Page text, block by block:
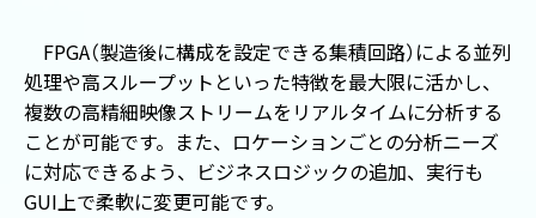
FPGA（製造後に構成を設定できる集積回路）による並列
処理や高スループットといった特徴を最大限に活かし、
複数の高精細映像ストリームをリアルタイムに分析する
ことが可能です。また、ロケーションごとの分析ニーズ
に対応できるよう、ビジネスロジックの追加、実行も
GUI上で柔軟に変更可能です。